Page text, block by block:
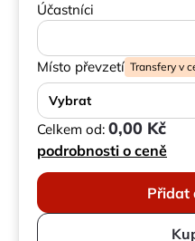
Účastníci
Místo převzetí Transfery v
Vybrat
Celkem od: 0,00 Kč
podrobnosti o ceně
Přidat